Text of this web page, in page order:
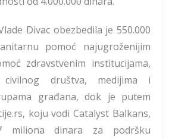
Divac obezbedila je 550.000
pomoć najugroženijim
zdravstvenim institucijama,
civilnog društva, medijima i
građana, dok je putem
koju vodi Catalyst Balkans,
miliona dinara za podršku